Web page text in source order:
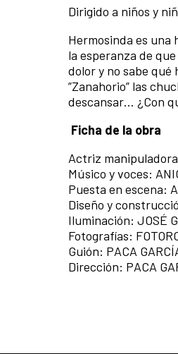
Dirigido a niños y
Hermosinda es una
la esperanza de
dolor y no sabe qué
”Zanahorio” las
descansar… ¿Con
Ficha de la obra
Actriz
Músico y voces:
Puesta en escena:
Diseño y
Iluminación: JOSÉ
Fotografías:
Guión: PACA
Dirección: PACA